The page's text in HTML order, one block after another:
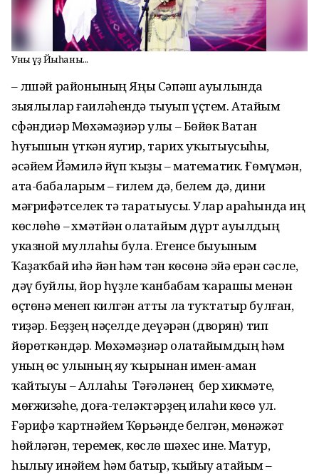
Уның үҙ Йыһаны...
– Әлшәй районының Яңы Сәпәш ауылында
зыялылар ғаиләһендә тыуып үҫтем. Атайым
Әсфәндиәр Мөхәмәҙиәр улы – Бөйөк Ватан
һуғышын үткән яугир, тарих уҡытыусыһы,
әсәйем Йәмилә Әйүп ҡыҙы – математик. Ғөмүмән,
ата-бабаларым – ғилем дә, белем дә, дини
мәғрифәтселек тә таратыусы. Улар араһында иң
көслөһө – Әхмәтйән олатайым дүрт ауылдың
указной муллаһы була. Етенсе быуыным
Ҡаҙаҡбай иһә йән һәм тән көсөнә эйә ерән сәсле,
дәү буйлы, йор һүҙле ҡанбабам ҡарашы менән
өҫтөнә менеп килгән атты ла туҡтатыр булған,
тиҙәр. Беҙҙең нәҫелде деүәрән (дворян) тип
йөрөткәндәр. Мөхәмәҙиәр олатайымдың һәм
уның өс улының яу ҡырынан имен-аман
ҡайтыуы – Аллаһы Тәғәләнең бер хикмәте,
мөғжизәһе, доға-теләктәрҙең илаһи көсө ул.
Ғәрифә ҡартнәйем Ҡөрьәнде белгән, мөнәжәт
һөйләгән, теремек, көслө шәхес ине. Матур,
һылыу инәйем һәм батыр, ҡыйыу атайым –